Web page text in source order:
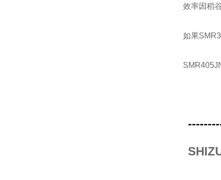
效率因稻
如果